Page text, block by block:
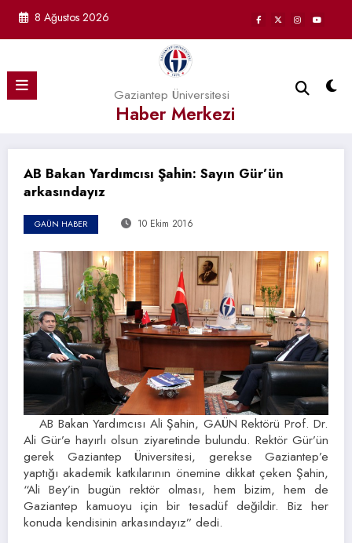
8 Ağustos 2026
Gaziantep Üniversitesi
Haber Merkezi
AB Bakan Yardımcısı Şahin: Sayın Gür’ün
arkasındayız
GAÜN HABER 10 Ekim 2016
AB Bakan Yardımcısı Ali Şahin, GAÜN Rektörü Prof. Dr.
Ali Gür’e hayırlı olsun ziyaretinde bulundu. Rektör Gür’ün
gerek Gaziantep Üniversitesi, gerekse Gaziantep’e
yaptığı akademik katkılarının önemine dikkat çeken Şahin,
“Ali Bey’in bugün rektör olması, hem bizim, hem de
Gaziantep kamuoyu için bir tesadüf değildir. Biz her
konuda kendisinin arkasındayız” dedi.